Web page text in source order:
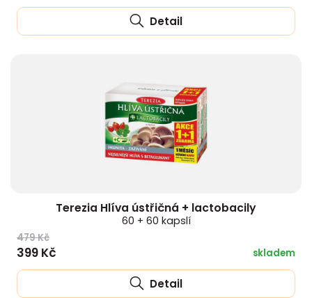
Detail
Terezia Hlíva ústřičná + lactobacily
60 + 60 kapslí
479 Kč
399 Kč skladem
Detail